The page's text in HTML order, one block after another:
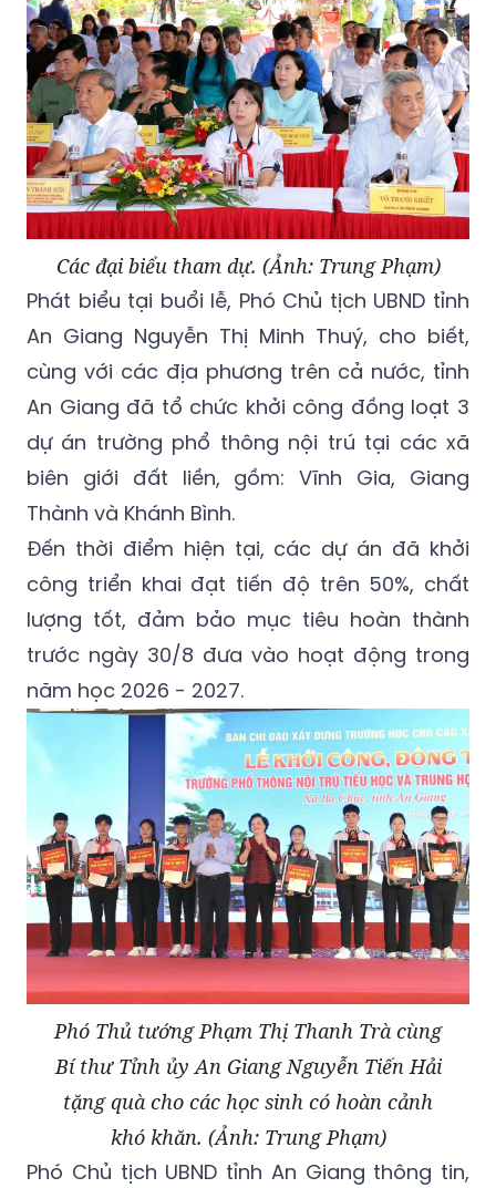
Các đại biểu tham dự. (Ảnh: Trung Phạm)
Phát biểu tại buổi lễ, Phó Chủ tịch UBND tỉnh
An Giang Nguyễn Thị Minh Thuý, cho biết,
cùng với các địa phương trên cả nước, tỉnh
An Giang đã tổ chức khởi công đồng loạt 3
dự án trường phổ thông nội trú tại các xã
biên giới đất liền, gồm: Vĩnh Gia, Giang
Thành và Khánh Bình.
Đến thời điểm hiện tại, các dự án đã khởi
công triển khai đạt tiến độ trên 50%, chất
lượng tốt, đảm bảo mục tiêu hoàn thành
trước ngày 30/8 đưa vào hoạt động trong
năm học 2026 - 2027.
Phó Thủ tướng Phạm Thị Thanh Trà cùng
Bí thư Tỉnh ủy An Giang Nguyễn Tiến Hải
tặng quà cho các học sinh có hoàn cảnh
khó khăn. (Ảnh: Trung Phạm)
Phó Chủ tịch UBND tỉnh An Giang thông tin,